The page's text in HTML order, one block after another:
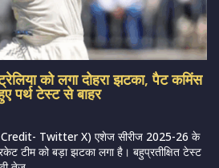
को लगा दोहरा झटका, पैट कमिंस
पर्थ टेस्ट से बाहर
Twitter X) एशेज सीरीज 2025-26 के
टीम को बड़ा झटका लगा है। बहुप्रतीक्षित टेस्ट